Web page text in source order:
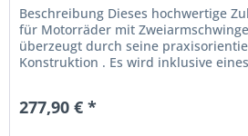
Beschreibung Dieses hochwertige
für Motorräder mit
überzeugt durch seine
Konstruktion . Es wird inklusive
277,90 € *